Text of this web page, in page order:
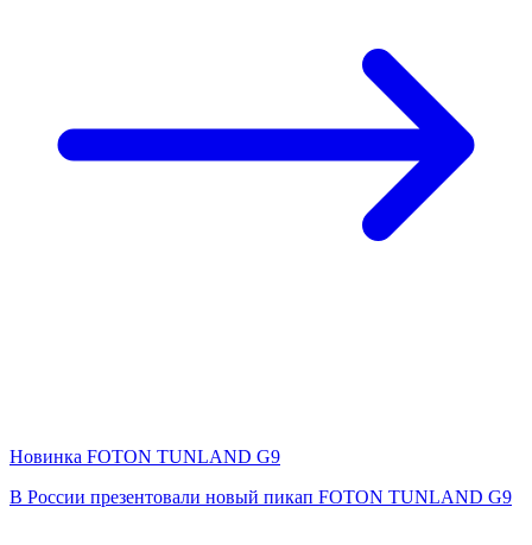
Новинка FOTON TUNLAND G9
В России презентовали новый пикап FOTON TUNLAND G9